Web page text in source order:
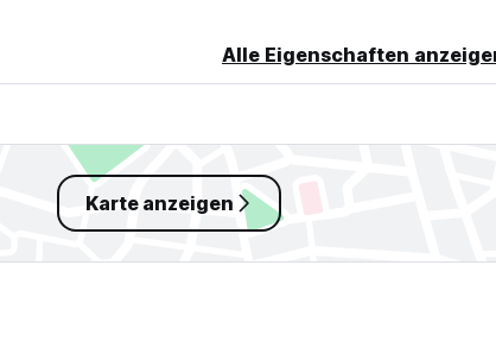
Alle Eigenschaften
Karte anzeigen